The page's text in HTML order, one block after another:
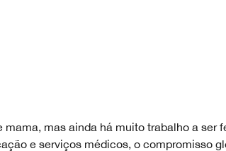
mas ainda há muito trabalho a ser
e serviços médicos, o compromisso